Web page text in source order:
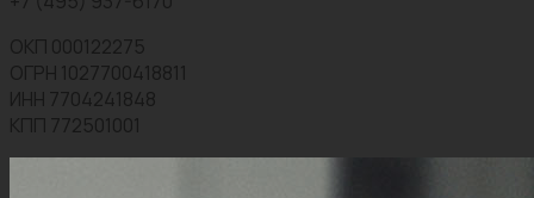
ОКП 000122275
ОГРН 1027700418811
ИНН 7704241848
КПП 772501001